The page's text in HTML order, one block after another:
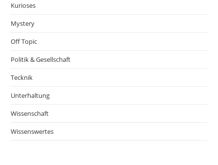
Kurioses
Mystery
Off Topic
Politik & Gesellschaft
Tecknik
Unterhaltung
Wissenschaft
Wissenswertes